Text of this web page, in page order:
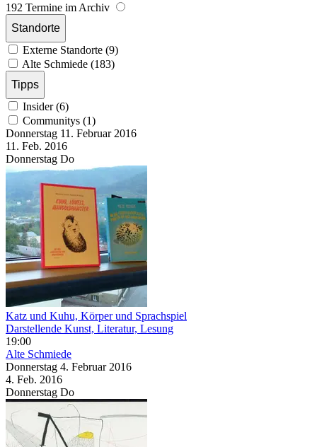
192 Termine im Archiv
Standorte
Externe Standorte (9)
Alte Schmiede (183)
Tipps
Insider (6)
Communitys (1)
Donnerstag 11. Februar 2016
11. Feb. 2016
Donnerstag Do
Katz und Kuhu, Körper und Sprachspiel
Darstellende Kunst, Literatur, Lesung
19:00
Alte Schmiede
Donnerstag 4. Februar 2016
4. Feb. 2016
Donnerstag Do